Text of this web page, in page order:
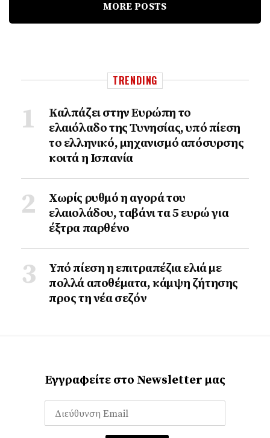
MORE POSTS
TRENDING
Καλπάζει στην Ευρώπη το
ελαιόλαδο της Τυνησίας, υπό πίεση
το ελληνικό, μηχανισμό απόσυρσης
κοιτά η Ισπανία
Χωρίς ρυθμό η αγορά του
ελαιολάδου, ταβάνι τα 5 ευρώ για
έξτρα παρθένο
Υπό πίεση η επιτραπέζια ελιά με
πολλά αποθέματα, κάμψη ζήτησης
προς τη νέα σεζόν
Εγγραφείτε στο Newsletter μας